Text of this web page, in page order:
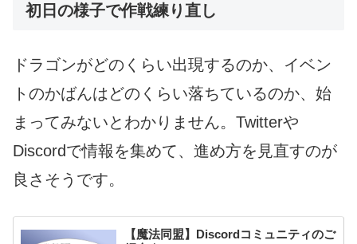
初日の様子で作戦練り直し
ドラゴンがどのくらい出現するのか、イベン
トのかばんはどのくらい落ちているのか、始
まってみないとわかりません。Twitterや
Discordで情報を集めて、進め方を見直すのが
良さそうです。
【魔法同盟】Discordコミュニティのご